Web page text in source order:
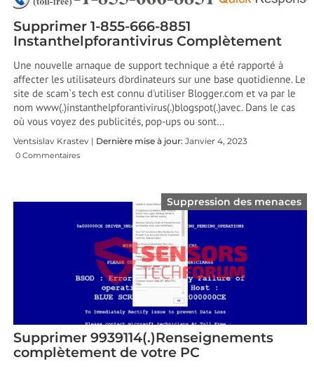
Supprimer 1-855-666-8851
Instanthelpforantivirus Complètement
Une nouvelle arnaque de support technique a été rapporté à
affecter les utilisateurs d'ordinateurs sur une base quotidienne. Le
site de scam`s tech est connu d'utiliser Blogger.com et va par le
nom www(.)instanthelpforantivirus(.)blogspot(.)avec. Dans le cas
où vous voyez des publicités, pop-ups ou sont…
Ventsislav Krastev | Dernière mise à jour: Janvier 4, 2023
0 Commentaires
Suppression des menaces
Supprimer 9939114(.)Renseignements
complètement de votre PC